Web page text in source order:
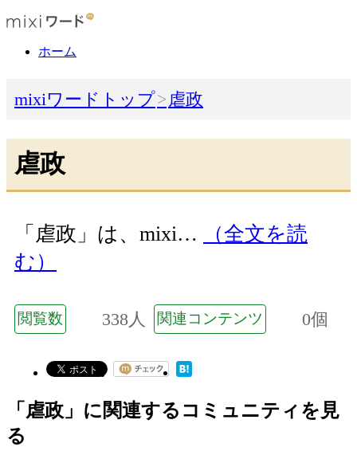
ホーム
mixiワードトップ 虐政
虐政
「虐政」は、mixi…
（全文を読
む）
閲覧数 338人 関連コンテンツ 0個
「虐政」に関連するコミュニティを見
る